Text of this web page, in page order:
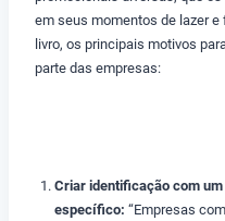
em seus momentos de lazer
livro, os principais motivos
parte das empresas:
Criar identificação com
específico: “Empresas